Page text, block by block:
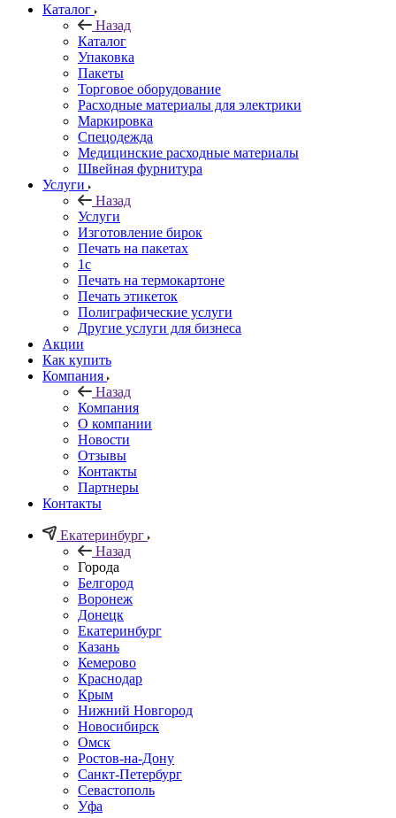
Каталог
Назад
Каталог
Упаковка
Пакеты
Торговое оборудование
Расходные материалы для электрики
Маркировка
Спецодежда
Медицинские расходные материалы
Швейная фурнитура
Услуги
Назад
Услуги
Изготовление бирок
Печать на пакетах
1c
Печать на термокартоне
Печать этикеток
Полиграфические услуги
Другие услуги для бизнеса
Акции
Как купить
Компания
Назад
Компания
О компании
Новости
Отзывы
Контакты
Партнеры
Контакты
Екатеринбург
Назад
Города
Белгород
Воронеж
Донецк
Екатеринбург
Казань
Кемерово
Краснодар
Крым
Нижний Новгород
Новосибирск
Омск
Ростов-на-Дону
Санкт-Петербург
Севастополь
Уфа